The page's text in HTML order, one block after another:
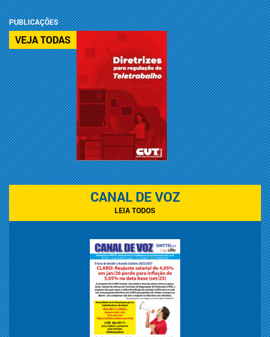
PUBLICAÇÕES
VEJA TODAS
CANAL DE VOZ
LEIA TODOS